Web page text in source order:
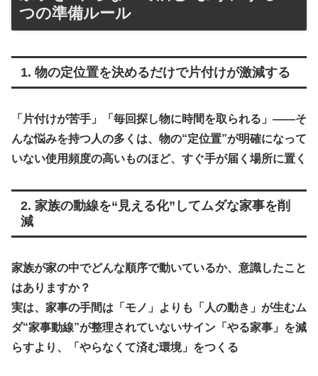
つの準備ルール
1. 物の定位置を決めるだけで片付けが激減する
「片付けが苦手」「毎回探し物に時間を取られる」――そ
んな悩みを持つ人の多くは、 物の“定位置”が明確になって
いない使用頻度の高いものほど、すぐ手が届く場所に置く
2. 家族の動線を“見える化”してムダな家事を削
減
家族が家の中でどんな順序で動いているか、意識したこと
はありますか？
実は、家事の手間は 「モノ」よりも「人の動き」が生むム
ダ“家事動線”が整理されていないサイン「やる家事」を減
らすより、「やらなくて済む環境」をつくる